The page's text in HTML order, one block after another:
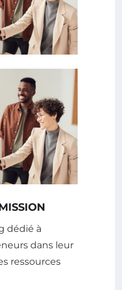
dédié à
dans leur
ressources